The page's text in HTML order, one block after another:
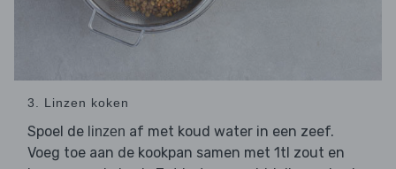
3. Linzen koken
Spoel de linzen af met koud water in een zeef.
Voeg toe aan de kookpan samen met 1tl zout en